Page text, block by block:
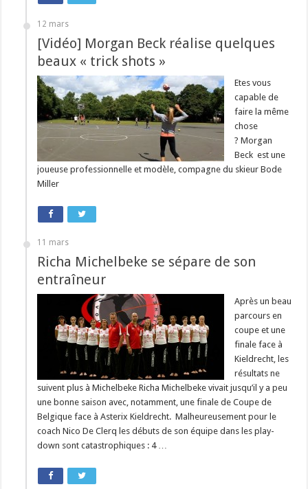
12 mars
[Vidéo] Morgan Beck réalise quelques
beaux « trick shots »
Etes vous
capable de
faire la même
chose
? Morgan
Beck est une
joueuse professionnelle et modèle, compagne du skieur Bode
Miller
11 mars
Richa Michelbeke se sépare de son
entraîneur
Après un beau
parcours en
coupe et une
finale face à
Kieldrecht, les
résultats ne
suivent plus à Michelbeke Richa Michelbeke vivait jusqu’il y a peu
une bonne saison avec, notamment, une finale de Coupe de
Belgique face à Asterix Kieldrecht. Malheureusement pour le
coach Nico De Clerq les débuts de son équipe dans les play-
down sont catastrophiques : 4 …